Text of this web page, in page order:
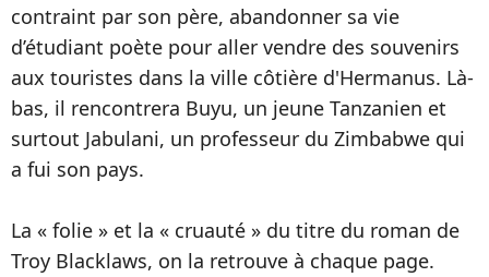
contraint par son père, abandonner sa vie
d’étudiant poète pour aller vendre des souvenirs
aux touristes dans la ville côtière d'Hermanus. Là-
bas, il rencontrera Buyu, un jeune Tanzanien et
surtout Jabulani, un professeur du Zimbabwe qui
a fui son pays.
La « folie » et la « cruauté » du titre du roman de
Troy Blacklaws, on la retrouve à chaque page.